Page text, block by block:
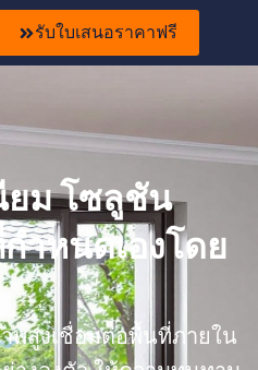
รับใบเสนอราคาฟรี
ยม โซลูชัน
ำหนดเองโดย
พสูงเชื่อมต่อพื้นที่ภายใน